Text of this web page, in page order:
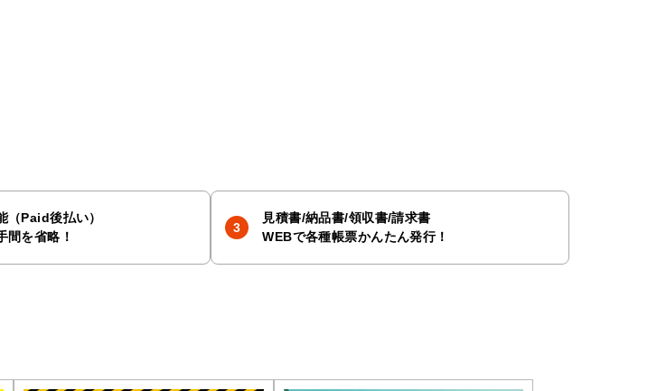
（Paid後払い）
間を省略！
見積書/納品書/領収書/請求書
WEBで各種帳票かんたん発行！